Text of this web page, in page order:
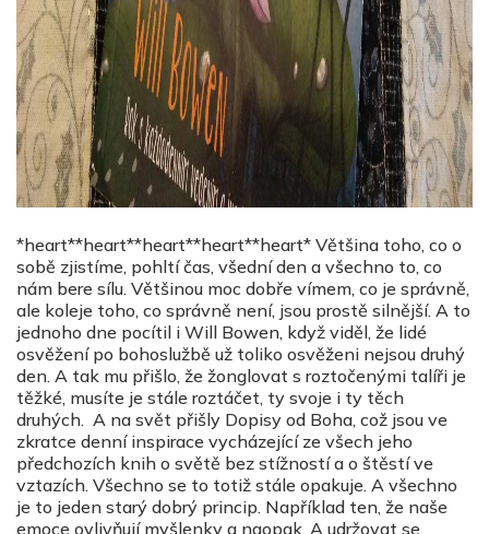
*heart**heart**heart**heart**heart* Většina toho, co o
sobě zjistíme, pohltí čas, všední den a všechno to, co
nám bere sílu. Většinou moc dobře vímem, co je správně,
ale koleje toho, co správně není, jsou prostě silnější. A to
jednoho dne pocítil i Will Bowen, když viděl, že lidé
osvěžení po bohoslužbě už toliko osvěženi nejsou druhý
den. A tak mu přišlo, že žonglovat s roztočenými talíři je
těžké, musíte je stále roztáčet, ty svoje i ty těch
druhých. A na svět přišly Dopisy od Boha, což jsou ve
zkratce denní inspirace vycházející ze všech jeho
předchozích knih o světě bez stížností a o štěstí ve
vztazích. Všechno se to totiž stále opakuje. A všechno
je to jeden starý dobrý princip. Například ten, že naše
emoce ovlivňují myšlenky a naopak. A udržovat se